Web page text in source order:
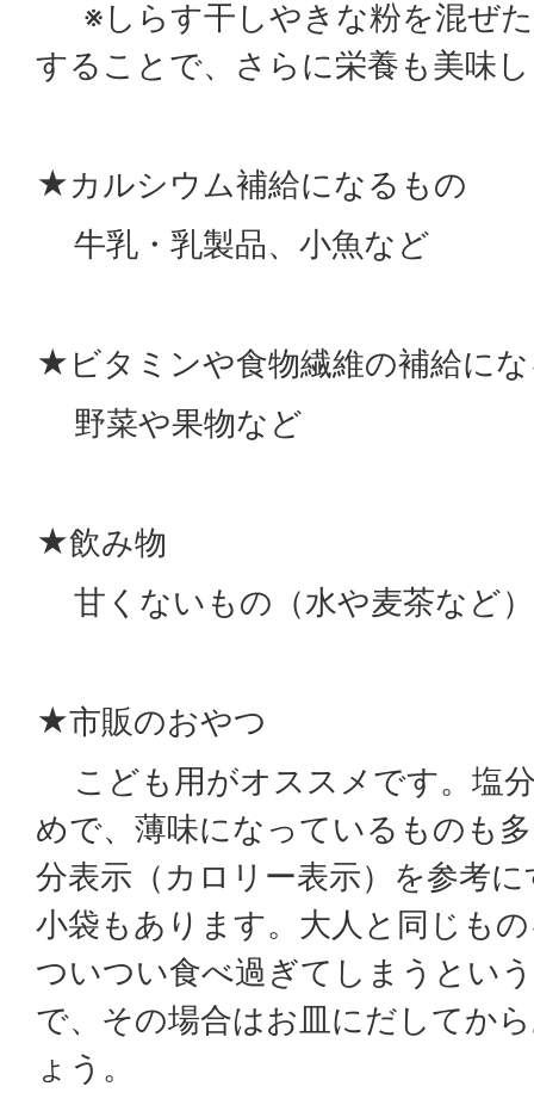
※しらす干しやきな粉を混ぜ
することで、さらに栄養も美味
★カルシウム補給になるもの
牛乳・乳製品、小魚など
★ビタミンや食物繊維の補給に
野菜や果物など
★飲み物
甘くないもの（水や麦茶など）
★市販のおやつ
こども用がオススメです。塩
めで、薄味になっているものも
分表示（カロリー表示）を参考
小袋もあります。大人と同じも
ついつい食べ過ぎてしまうとい
で、その場合はお皿にだしてか
ょう。